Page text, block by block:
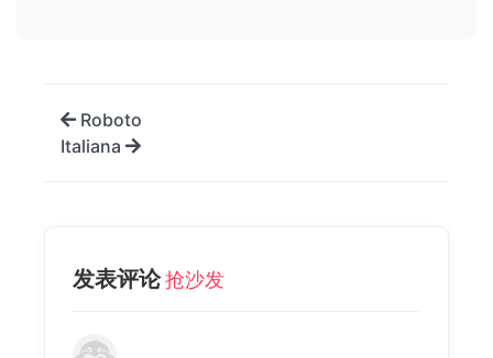
Roboto
Italiana
发表评论抢沙发